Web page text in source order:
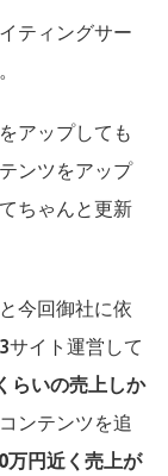
ティングサー
アップしても
ンツをアップ
ちゃんと更新
今回御社に依
サイト運営して
らいの売上しか
ンテンツを追
万円近く売上が